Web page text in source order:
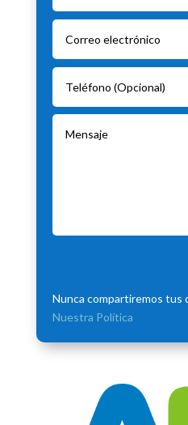
Nunca compartiremos tus
Nuestra Política